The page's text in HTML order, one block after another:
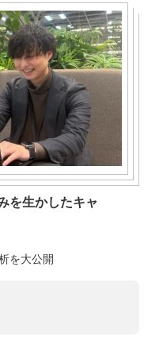
を生かしたキャ
を大公開